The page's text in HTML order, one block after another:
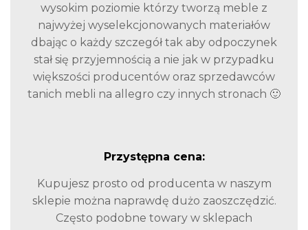
wysokim poziomie którzy tworzą meble z
najwyżej wyselekcjonowanych materiałów
dbając o każdy szczegół tak aby odpoczynek
stał się przyjemnością a nie jak w przypadku
większości producentów oraz sprzedawców
tanich mebli na allegro czy innych stronach 🙂
Przystępna cena:
Kupujesz prosto od producenta w naszym
sklepie można naprawdę dużo zaoszczędzić.
Często podobne towary w sklepach